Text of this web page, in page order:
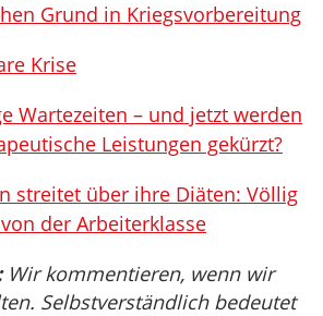
Grund in Kriegsvorbereitung
Krise
Wartezeiten – und jetzt werden
Leistungen gekürzt?
streitet über ihre Diäten: Völlig
der Arbeiterklasse
Wir kommentieren, wenn wir
Selbstverständlich bedeutet